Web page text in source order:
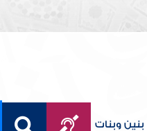
بنين وبنات